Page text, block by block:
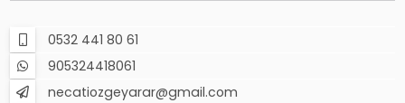
0532 441 80 61
905324418061
necatiozgeyarar@gmail.com